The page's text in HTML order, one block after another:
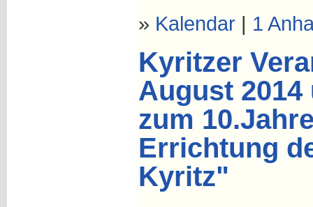
» Kalendar| 1
Kyritzer
August 2014
zum
Errichtung
Kyritz"